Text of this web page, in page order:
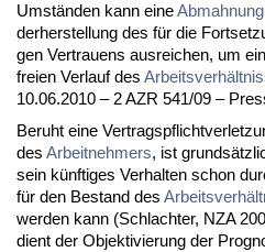
Umständen kann ei­neAb­mah­nung
der­her­stel­lung des für die
gen Ver­trau­ens aus­rei­chen, um
frei­en Ver­lauf des
10.06.2010 – 2 AZR 541/09 –
Be­ruht ei­ne
des Ar­beit­neh­mers, ist
sein künf­ti­ges Ver­hal­ten schon
für den Be­stand des
wer­den kann (Schlach­ter, NZA
dient der Ob­jek­ti­vie­rung der